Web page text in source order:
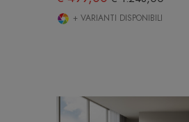
+ VARIANTI DISPONIBILI